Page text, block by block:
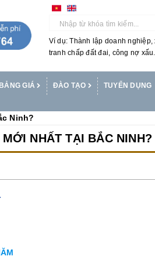
Ví dụ: Thành lập doanh nghiệp,
tranh chấp đất đai, công nợ xấu...
GIÁ ĐÀO TẠO TUYỂN DỤNG
Ninh?
NHẤT TẠI BẮC NINH?